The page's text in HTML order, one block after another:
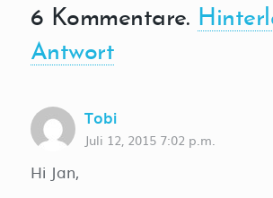
6 Kommentare.
Antwort
Tobi
Juli 12, 2015 7:02 p.m.
Hi Jan,